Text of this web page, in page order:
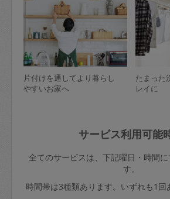
片付けを通してより暮らし
やすいお家へ
たまった
レイに
サービス利用可能
全てのサービスは、下記曜日・時間に
す。
時間帯は3種類あります。いずれも1回